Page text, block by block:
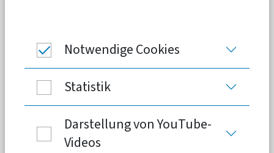
bleiben.Notwendige Cookies
Statistik
Darstellung von YouTube-
Videos